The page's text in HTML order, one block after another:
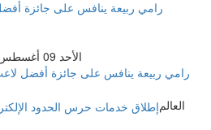
الأحد 09 أغسطس 2026 03:57 مساءً
رامي ربيعة ينافس على جائزة أفضل
العالم